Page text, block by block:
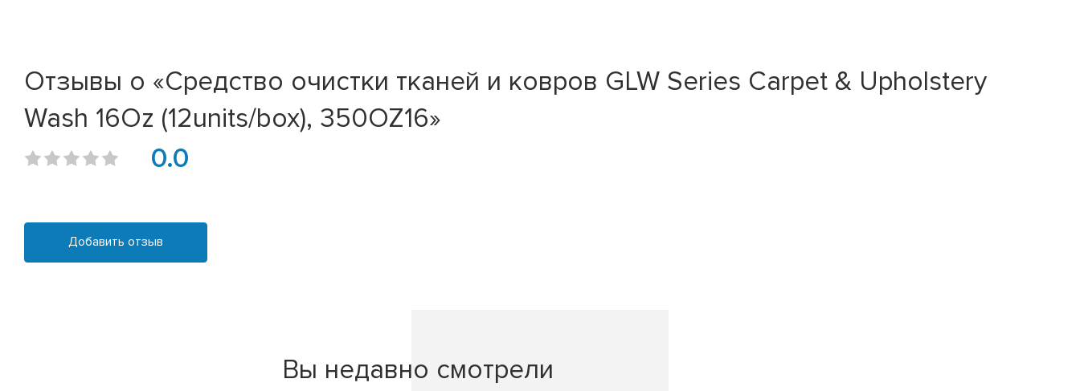
Отзывы о «Средство очистки тканей и ковров GLW Series Carpet & Upholstery
Wash 16Oz (12units/box), 350OZ16»
0.0
Добавить отзыв
Вы недавно смотрели